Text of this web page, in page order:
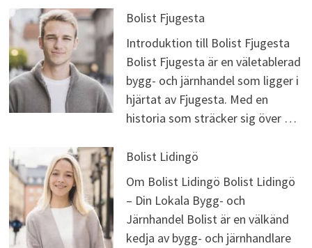
Bolist Fjugesta
Introduktion till Bolist Fjugesta
Bolist Fjugesta är en väletablerad
bygg- och järnhandel som ligger i
hjärtat av Fjugesta. Med en
historia som sträcker sig över …
Bolist Lidingö
Om Bolist Lidingö Bolist Lidingö
– Din Lokala Bygg- och
Järnhandel Bolist är en välkänd
kedja av bygg- och järnhandlare